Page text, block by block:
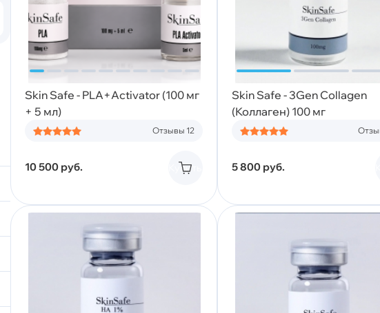
Skin Safe - PLA+Activator (100 мг
+ 5 мл)
Отзывы 12
10 500 руб. Купить
Skin Safe - 3Gen Collagen
(Коллаген) 100 мг
5 800 руб.